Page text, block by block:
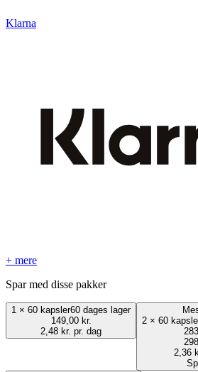
Klarna
+ mere
Spar med disse pakker
1 × 60 kapsler60 dages lager
149,00 kr.
2,48 kr. pr. dag
2 × 60
2,36